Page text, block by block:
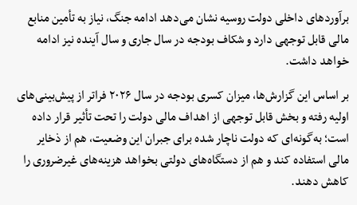
برآوردهای داخلی دولت روسیه نشان می‌دهد ادامه جنگ، نیاز به تأمین منابع
مالی قابل توجهی دارد و شکاف بودجه در سال جاری و سال آینده نیز ادامه
خواهد داشت.
بر اساس این گزارش‌ها، میزان کسری بودجه در سال ۲۰۲۶ فراتر از پیش‌بینی‌های
اولیه رفته و بخش قابل توجهی از اهداف مالی دولت را تحت تأثیر قرار داده
است؛ به‌گونه‌ای که دولت ناچار شده برای جبران این وضعیت، هم از ذخایر
مالی استفاده کند و هم از دستگاه‌های دولتی بخواهد هزینه‌های غیرضروری را
کاهش دهند.